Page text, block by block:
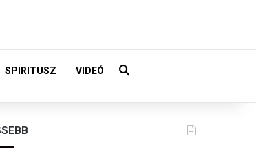
SPIRITUSZ VIDEÓ Keresés: